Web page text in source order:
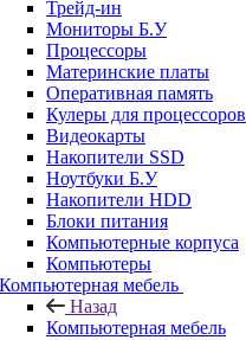
Трейд-ин
Мониторы Б.У
Процессоры
Материнские платы
Оперативная память
Кулеры для процессоров
Видеокарты
Накопители SSD
Ноутбуки Б.У
Накопители HDD
Блоки питания
Компьютерные корпуса
Компьютеры
Компьютерная мебель
Назад
Компьютерная мебель